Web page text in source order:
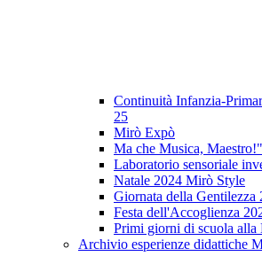
Continuità Infanzia-
25
Mirò Expò
Ma che Musica, Maestro!"
Laboratorio sensoriale
Natale 2024 Mirò Style
Giornata della
Festa dell'Accoglienza
Primi giorni di scuola alla
Archivio esperienze didattiche